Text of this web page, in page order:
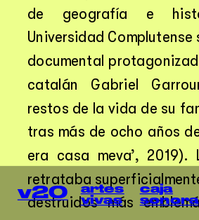
v20
caja
sonora
artes
vivas
de geografía e
Universidad Complutense
documental
catalán Gabriel
restos de la vida de su
tras más de ocho años
era casa meva’, 2019).
retrataba
destruidos más